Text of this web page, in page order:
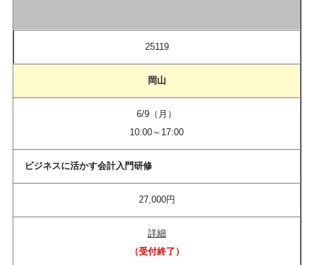
25119
岡山
6/9（月）
10:00～17:00
ビジネスに活かす会計入門研修
27,000円
詳細
（受付終了）​